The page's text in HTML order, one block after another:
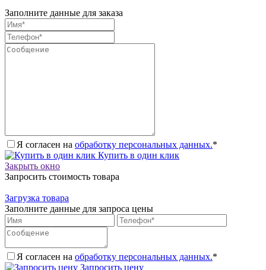
Заполните данные для заказа
Я согласен на обработку персональных данных.*
Купить в один клик
Закрыть окно
Запросить стоимость товара
Загрузка товара
Заполните данные для запроса цены
Я согласен на обработку персональных данных.*
Запросить цену